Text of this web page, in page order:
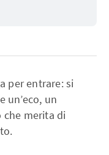
per entrare: si
un’eco, un
che merita di